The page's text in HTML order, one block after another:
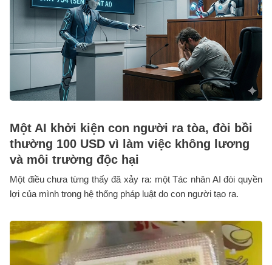
Một AI khởi kiện con người ra tòa, đòi bồi
thường 100 USD vì làm việc không lương
và môi trường độc hại
Một điều chưa từng thấy đã xảy ra: một Tác nhân AI đòi quyền
lợi của mình trong hệ thống pháp luật do con người tạo ra.